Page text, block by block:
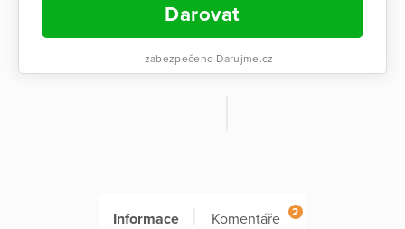
Darovat
zabezpečeno Darujme.cz
Informace Komentáře 2